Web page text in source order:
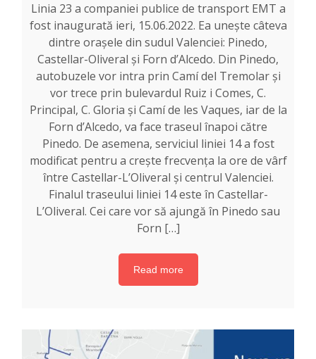
Linia 23 a companiei publice de transport EMT a
fost inaugurată ieri, 15.06.2022. Ea unește câteva
dintre orașele din sudul Valenciei: Pinedo,
Castellar-Oliveral și Forn d’Alcedo. Din Pinedo,
autobuzele vor intra prin Camí del Tremolar și
vor trece prin bulevardul Ruiz i Comes, C.
Principal, C. Gloria și Camí de les Vaques, iar de la
Forn d’Alcedo, va face traseul înapoi către
Pinedo. De asemena, serviciul liniei 14 a fost
modificat pentru a crește frecvența la ore de vârf
între Castellar-L’Oliveral și centrul Valenciei.
Finalul traseului liniei 14 este în Castellar-
L’Oliveral. Cei care vor să ajungă în Pinedo sau
Forn […]
Read more